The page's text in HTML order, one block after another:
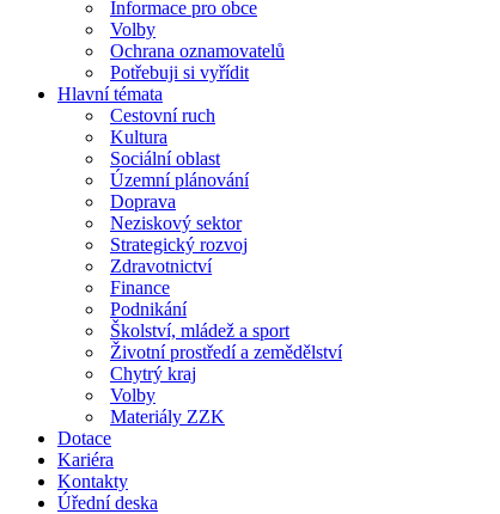
Informace pro obce
Volby
Ochrana oznamovatelů
Potřebuji si vyřídit
Hlavní témata
Cestovní ruch
Kultura
Sociální oblast
Územní plánování
Doprava
Neziskový sektor
Strategický rozvoj
Zdravotnictví
Finance
Podnikání
Školství, mládež a sport
Životní prostředí a zemědělství
Chytrý kraj
Volby
Materiály ZZK
Dotace
Kariéra
Kontakty
Úřední deska